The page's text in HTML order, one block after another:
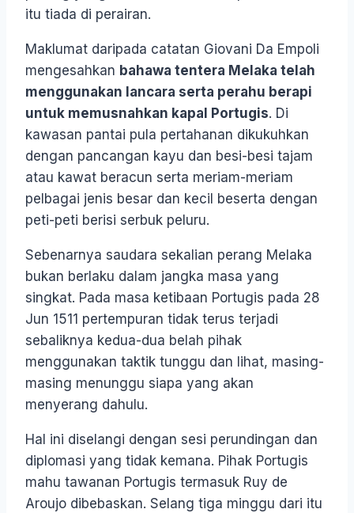
itu tiada di perairan.
Maklumat daripada catatan Giovani Da Empoli
mengesahkan bahawa tentera Melaka telah
menggunakan lancara serta perahu berapi
untuk memusnahkan kapal Portugis. Di
kawasan pantai pula pertahanan dikukuhkan
dengan pancangan kayu dan besi-besi tajam
atau kawat beracun serta meriam-meriam
pelbagai jenis besar dan kecil beserta dengan
peti-peti berisi serbuk peluru.
Sebenarnya saudara sekalian perang Melaka
bukan berlaku dalam jangka masa yang
singkat. Pada masa ketibaan Portugis pada 28
Jun 1511 pertempuran tidak terus terjadi
sebaliknya kedua-dua belah pihak
menggunakan taktik tunggu dan lihat, masing-
masing menunggu siapa yang akan
menyerang dahulu.
Hal ini diselangi dengan sesi perundingan dan
diplomasi yang tidak kemana. Pihak Portugis
mahu tawanan Portugis termasuk Ruy de
Aroujo dibebaskan. Selang tiga minggu dari itu